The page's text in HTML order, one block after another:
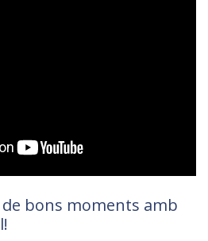
bons moments amb